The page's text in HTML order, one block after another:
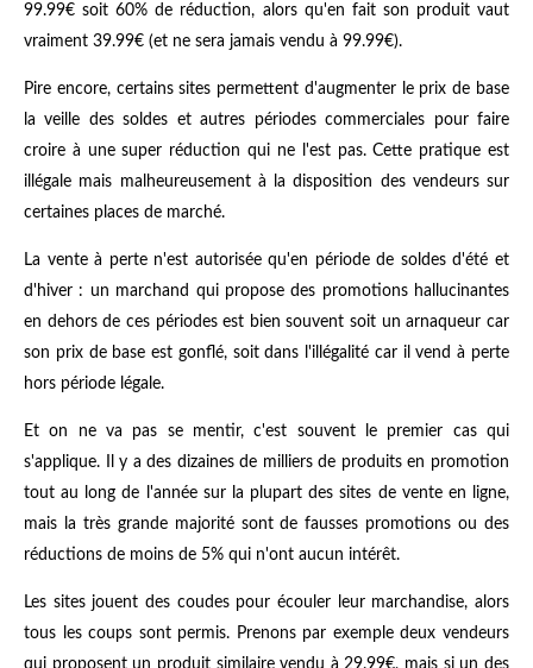
99.99€ soit 60% de réduction, alors qu'en fait son produit vaut
vraiment 39.99€ (et ne sera jamais vendu à 99.99€).
Pire encore, certains sites permettent d'augmenter le prix de base
la veille des soldes et autres périodes commerciales pour faire
croire à une super réduction qui ne l'est pas. Cette pratique est
illégale mais malheureusement à la disposition des vendeurs sur
certaines places de marché.
La vente à perte n'est autorisée qu'en période de soldes d'été et
d'hiver : un marchand qui propose des promotions hallucinantes
en dehors de ces périodes est bien souvent soit un arnaqueur car
son prix de base est gonflé, soit dans l'illégalité car il vend à perte
hors période légale.
Et on ne va pas se mentir, c'est souvent le premier cas qui
s'applique. Il y a des dizaines de milliers de produits en promotion
tout au long de l'année sur la plupart des sites de vente en ligne,
mais la très grande majorité sont de fausses promotions ou des
réductions de moins de 5% qui n'ont aucun intérêt.
Les sites jouent des coudes pour écouler leur marchandise, alors
tous les coups sont permis. Prenons par exemple deux vendeurs
qui proposent un produit similaire vendu à 29.99€, mais si un des